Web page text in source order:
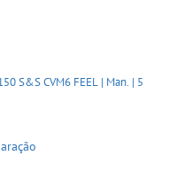
S&S CVM6 FEEL | Man. | 5